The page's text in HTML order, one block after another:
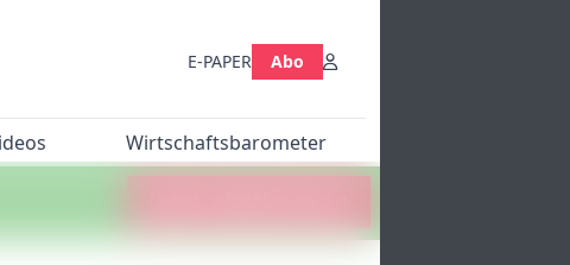
E-PAPER Abo
Wirtschaftsbarometer